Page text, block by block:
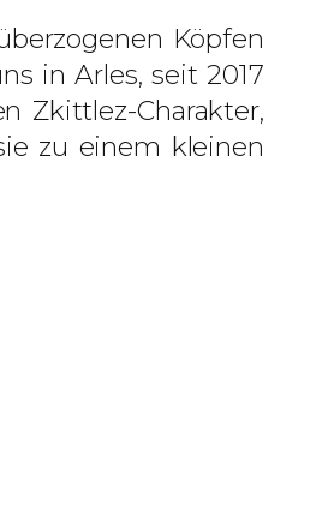
Köpfen
in Arles, seit 2017
Zkittlez-Charakter,
zu einem kleinen